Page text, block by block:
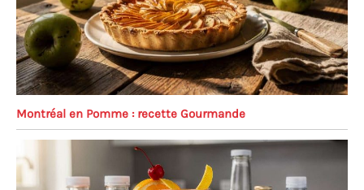
Montréal en Pomme : recette Gourmande